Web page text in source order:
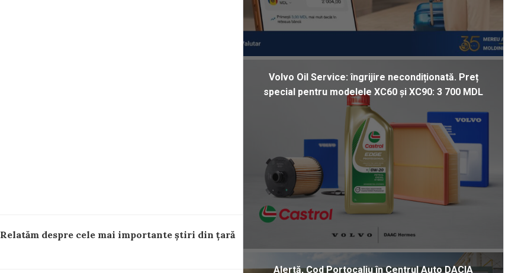
Relatăm despre cele mai importante știri din țară
Volvo Oil Service: îngrijire necondiționată. Preț
special pentru modelele XC60 și XC90: 3 700 MDL
Alertă, Cod Portocaliu în Centrul Auto DACIA